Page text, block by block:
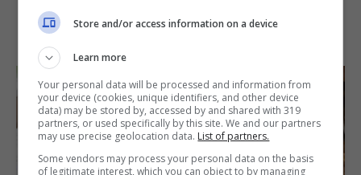
IN PRIMO PIANO
Store and/or access information on a device
Learn more
Your personal data will be processed and information from
your device (cookies, unique identifiers, and other device
data) may be stored by, accessed by and shared with 319
partners, or used specifically by this site. We and our partners
may use precise geolocation data. List of partners.
Some vendors may process your personal data on the basis
of legitimate interest, which you can object to by managing